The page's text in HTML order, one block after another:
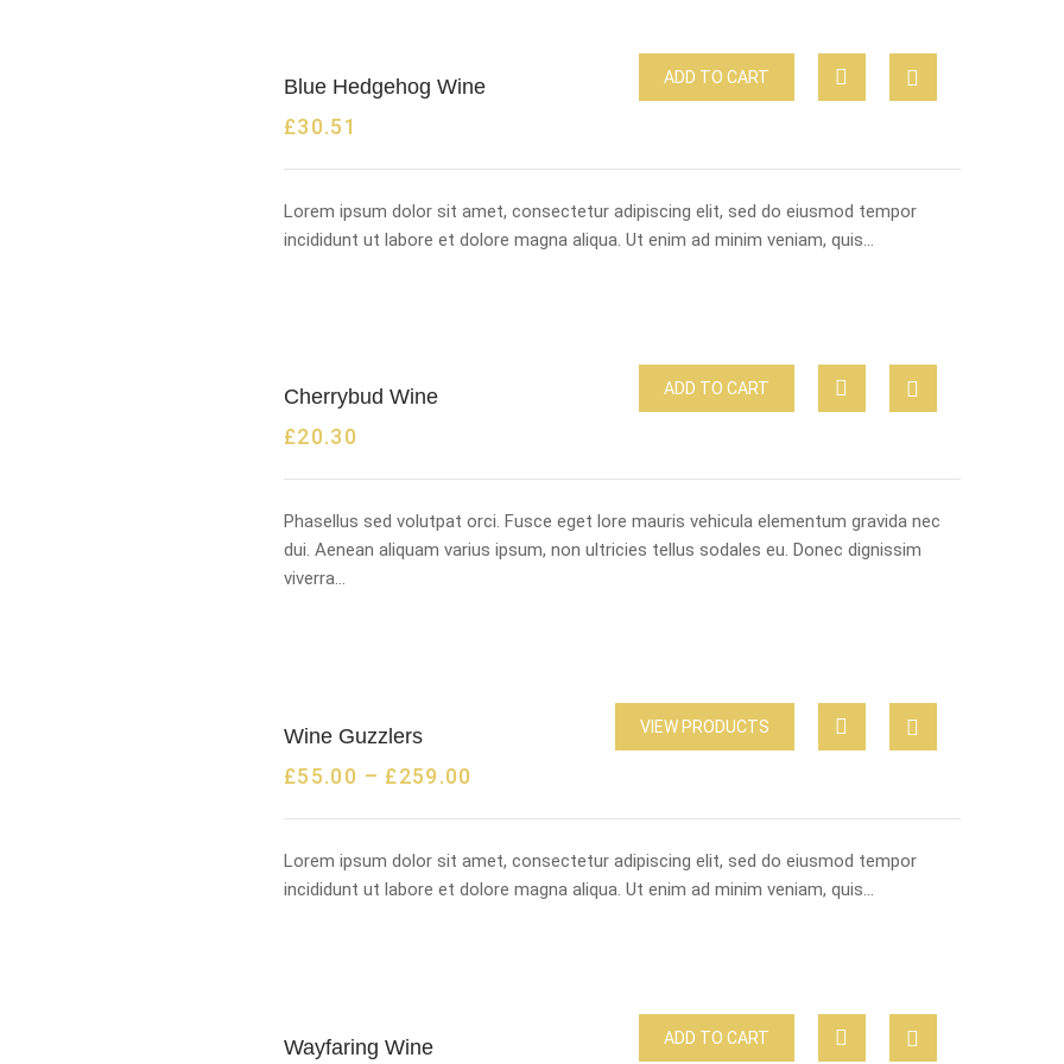
Blue Hedgehog Wine
£30.51
ADD TO CART
Lorem ipsum dolor sit amet, consectetur adipiscing elit, sed do eiusmod tempor
incididunt ut labore et dolore magna aliqua. Ut enim ad minim veniam, quis…
Cherrybud Wine
£20.30
ADD TO CART
Phasellus sed volutpat orci. Fusce eget lore mauris vehicula elementum gravida nec
dui. Aenean aliquam varius ipsum, non ultricies tellus sodales eu. Donec dignissim
viverra…
Wine Guzzlers
£55.00 – £259.00
VIEW PRODUCTS
Lorem ipsum dolor sit amet, consectetur adipiscing elit, sed do eiusmod tempor
incididunt ut labore et dolore magna aliqua. Ut enim ad minim veniam, quis…
Wayfaring Wine ADD TO CART